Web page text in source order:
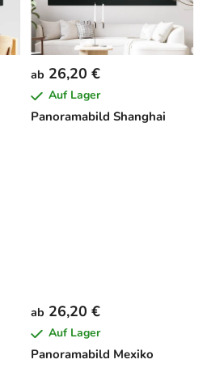
Panoramabild Shanghai
ab 26,20 €
Auf Lager
Panoramabild Mexiko
ab 26,20 €
Auf Lager